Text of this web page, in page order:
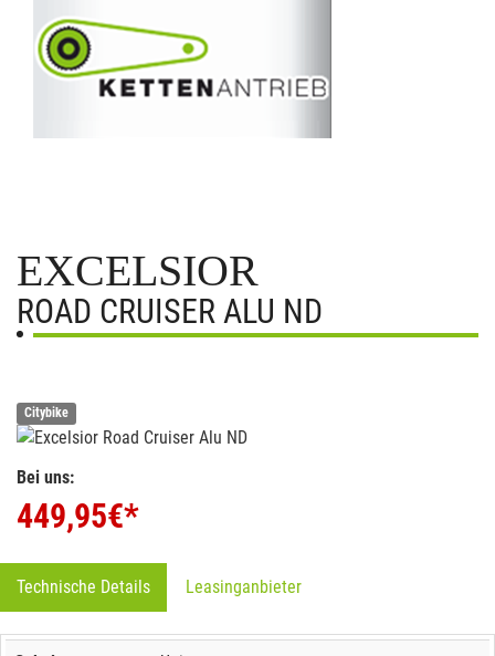
EXCELSIOR
ROAD CRUISER ALU ND
Citybike
Bei uns:
449,95€*
Technische Details Leasinganbieter